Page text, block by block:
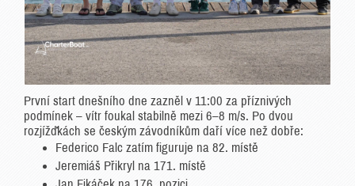
První start dnešního dne zazněl v 11:00 za příznivých
podmínek – vítr foukal stabilně mezi 6–8 m/s. Po dvou
rozjížďkách se českým závodníkům daří více než dobře:
Federico Falc zatím figuruje na 82. místě
Jeremiáš Přikryl na 171. místě